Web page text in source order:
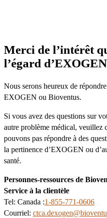
Merci de l’intérêt
l’égard d’EXOGEN
Nous serons heureux de
EXOGEN ou Bioventus.
Si vous avez des questions sur
autre problème médical, veuillez
pouvons pas répondre à des
la pertinence d’EXOGEN ou
santé.
Personnes-ressources de
Service à la clientèle
Tel: Canada :1-855-771-0606
Courriel: